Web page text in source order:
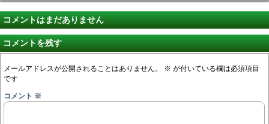
コメントはまだありません
コメントを残す
メールアドレスが公開されることはありません。 ※ が付いている欄は必須項目
です
コメント ※